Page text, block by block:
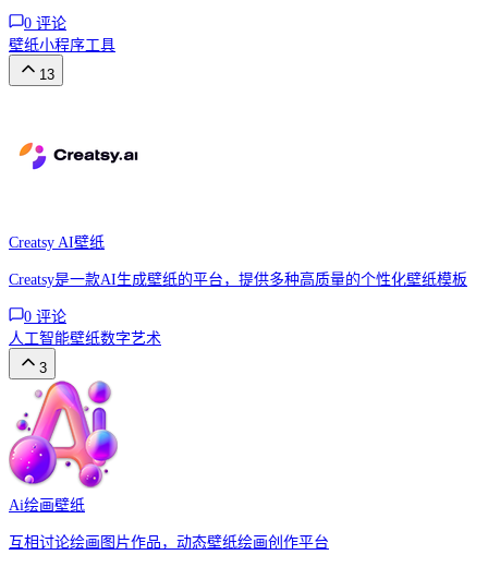
0 评论
壁纸小程序工具
13
Creatsy AI壁纸
Creatsy是一款AI生成壁纸的平台，提供多种高质量的个性化壁纸模板
0 评论
人工智能壁纸数字艺术
3
Ai绘画壁纸
互相讨论绘画图片作品，动态壁纸绘画创作平台